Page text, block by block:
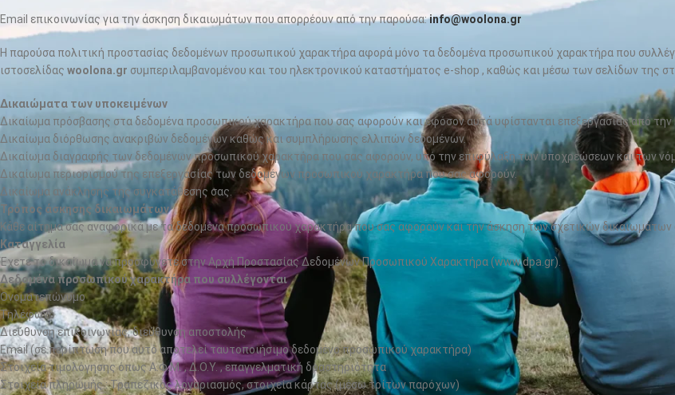
Email επικοινωνίας για την άσκηση δικαιωμάτων που απορρέουν από την παρούσα:info@woolona.gr
Η παρούσα πολιτική προστασίας δεδομένων προσωπικού χαρακτήρα αφορά μόνο τα δεδομένα προσωπικού χαρακτήρα που
ιστοσελίδας woolona.gr συμπεριλαμβανομένου και του ηλεκτρονικού καταστήματος e-shop , καθώς και μέσω των σελίδων της
Δικαιώματα των υποκειμένων
Δικαίωμα πρόσβασης στα δεδομένα προσωπικού χαρακτήρα που σας αφορούν και εφόσον αυτά υφίστανται επεξεργασίας από την
Δικαίωμα διόρθωσης ανακριβών δεδομένων καθώς και συμπλήρωσης ελλιπών δεδομένων.
Δικαίωμα διαγραφής των δεδομένων προσωπικού χαρακτήρα που σας αφορούν, υπό την επιφύλαξη των υποχρεώσεων και των
Δικαίωμα περιορισμού της επεξεργασίας των δεδομένων προσωπικού χαρακτήρα που σας αφορούν.
Δικαίωμα ανάκλησης της συγκατάθεσης σας.
Τρόπος άσκησης δικαιωμάτων
Κάθε αίτημα σας αναφορικά με τα δεδομένα προσωπικού χαρακτήρα που σας αφορούν και την άσκηση των σχετικών
Καταγγελία
Έχετε το δικαίωμα να προσφύγετε στην Αρχή Προστασίας Δεδομένων Προσωπικού Χαρακτήρα (www.dpa.gr).
Δεδομένα προσωπικού χαρακτήρα που συλλέγονται
Ονοματεπώνυμο
Τηλέφωνο
Διεύθυνση επικοινωνίας, διεύθυνση αποστολής
Email (σε περίπτωση που αυτό αποτελεί ταυτοποιήσιμο δεδομένο προσωπικού χαρακτήρα)
Στοιχεία τιμολόγησης όπως Α.Φ.Μ. , Δ.Ο.Υ. , επαγγελματική δραστηριότητα
Στοιχεία πληρωμής : Τραπεζικός λογαριασμός, στοιχεία κάρτας (μέσω τρίτων παρόχων)